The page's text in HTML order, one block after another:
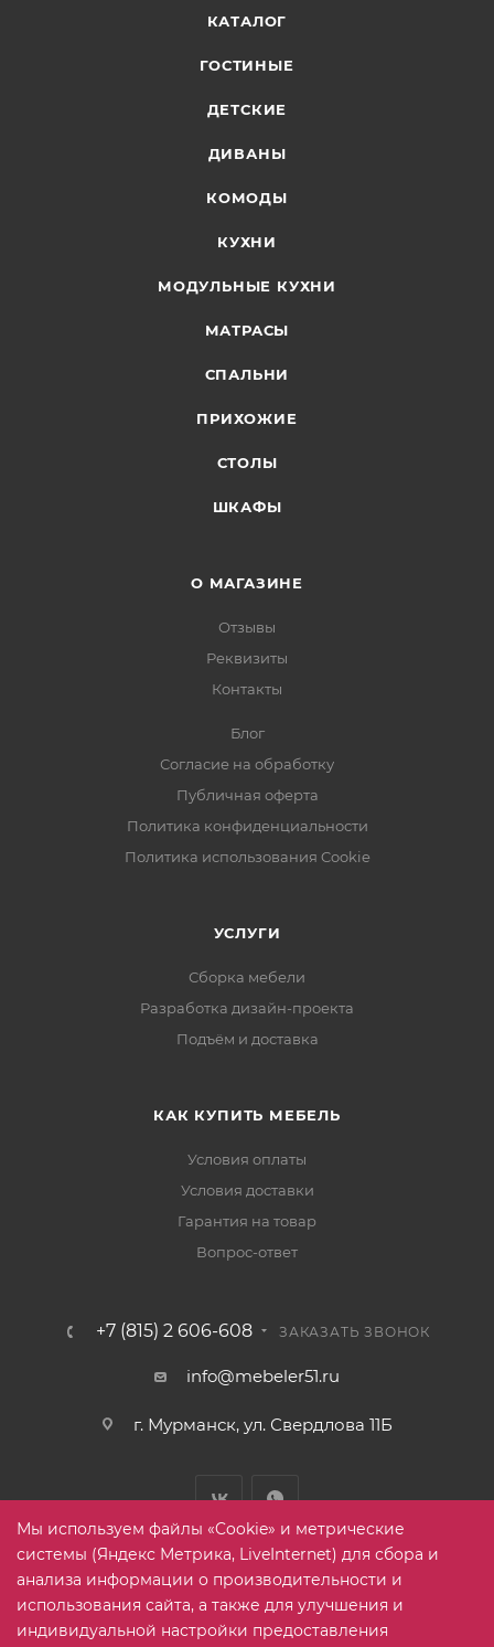
КАТАЛОГ
ГОСТИНЫЕ
ДЕТСКИЕ
ДИВАНЫ
КОМОДЫ
КУХНИ
МОДУЛЬНЫЕ КУХНИ
МАТРАСЫ
СПАЛЬНИ
ПРИХОЖИЕ
СТОЛЫ
ШКАФЫ
О МАГАЗИНЕ
Отзывы
Реквизиты
Контакты
Блог
Согласие на обработку
Публичная оферта
Политика конфиденциальности
Политика использования Cookie
УСЛУГИ
Сборка мебели
Разработка дизайн-проекта
Подъём и доставка
КАК КУПИТЬ МЕБЕЛЬ
Условия оплаты
Условия доставки
Гарантия на товар
Вопрос-ответ
+7 (815) 2 606-608 ЗАКАЗАТЬ ЗВОНОК
info@mebeler51.ru
г. Мурманск, ул. Свердлова 11Б
2005-2026 © mebelier51.ru - модный интернет-магазин не
Мы используем файлы «Cookie» и метрические
системы (Яндекс Метрика, LiveInternet) для сбора и
анализа информации о производительности и
использования сайта, а также для улучшения и
индивидуальной настройки предоставления